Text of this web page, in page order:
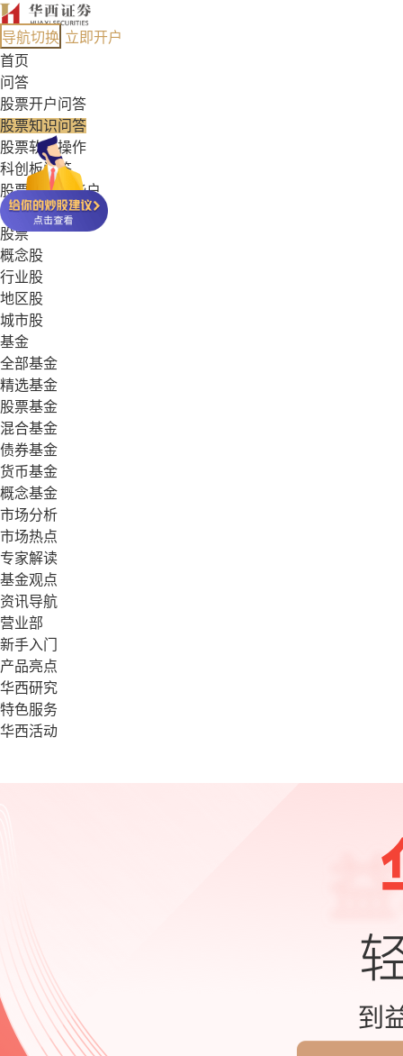
导航切换 立即开户
首页
问答
股票开户问答
股票知识问答
股票软件操作
科创板问答
股票能开哪些户
基金常见问答
股票
概念股
行业股
地区股
城市股
基金
全部基金
精选基金
股票基金
混合基金
债券基金
货币基金
概念基金
市场分析
市场热点
专家解读
基金观点
资讯导航
营业部
新手入门
产品亮点
华西研究
特色服务
华西活动